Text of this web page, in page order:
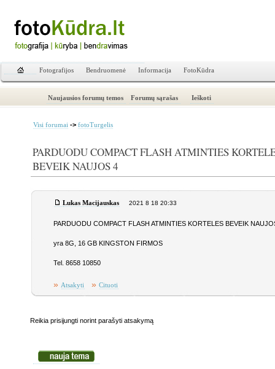
Fotografijos Bendruomenė Informacija FotoKūdra
Naujausios forumų temos Forumų sąrašas Ieškoti
Visi forumai -> fotoTurgelis
PARDUODU COMPACT FLASH ATMINTIES
BEVEIK NAUJOS 4
Lukas Macijauskas 2021 8 18 20:33
PARDUODU COMPACT FLASH ATMINTIES KORTELES BEVEIK
yra 8G, 16 GB KINGSTON FIRMOS
Tel. 8658 10850
» Atsakyti » Cituoti
Reikia prisijungti norint parašyti atsakymą